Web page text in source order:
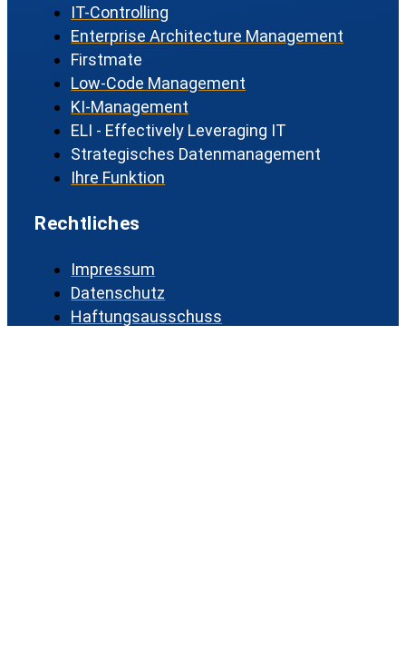
IT-Controlling
Enterprise Architecture Management
Firstmate
Low-Code Management
KI-Management
ELI - Effectively Leveraging IT
Strategisches Datenmanagement
Ihre Funktion
Rechtliches
Impressum
Datenschutz
Haftungsausschuss